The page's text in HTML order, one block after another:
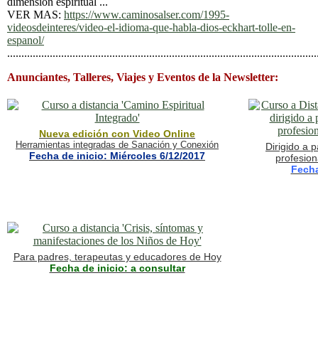
VER MAS: https://www.caminosalser.com/1995-
videosdeinteres/video-el-idioma-que-habla-dios-eckhart-tolle-en-
espanol/
Anunciantes, Talleres, Viajes y Eventos de la Newsletter:
Nueva edición con Video Online
Herramientas integradas de Sanación y Conexión
Fecha de inicio: Miércoles 6/12/2017
Dirigido a
Para padres, terapeutas y educadores de Hoy
Fecha de inicio: a consultar